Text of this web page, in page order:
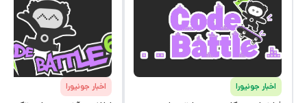
اخبار جونیورا اخبار جونیورا